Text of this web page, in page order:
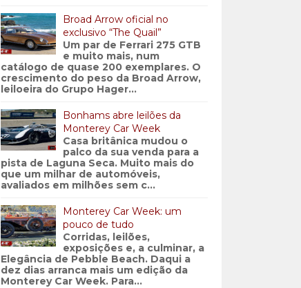
Broad Arrow oficial no
exclusivo “The Quail”
Um par de Ferrari 275 GTB
e muito mais, num
catálogo de quase 200 exemplares. O
crescimento do peso da Broad Arrow,
leiloeira do Grupo Hager...
Bonhams abre leilões da
Monterey Car Week
Casa britânica mudou o
palco da sua venda para a
pista de Laguna Seca. Muito mais do
que um milhar de automóveis,
avaliados em milhões sem c...
Monterey Car Week: um
pouco de tudo
Corridas, leilões,
exposições e, a culminar, a
Elegância de Pebble Beach. Daqui a
dez dias arranca mais um edição da
Monterey Car Week. Para...